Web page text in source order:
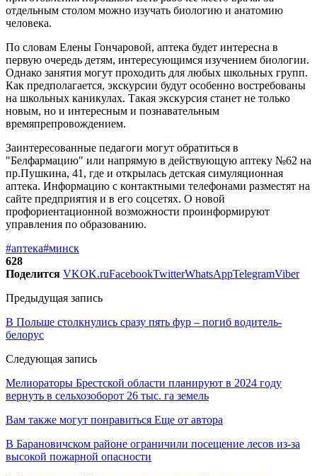
отдельным столом можно изучать биологию и анатомию
человека.
По словам Елены Гончаровой, аптека будет интересна в
первую очередь детям, интересующимся изучением биологии.
Однако занятия могут проходить для любых школьных групп.
Как предполагается, экскурсии будут особенно востребованы
на школьных каникулах. Такая экскурсия станет не только
новым, но и интересным и познавательным
времяпрепровождением.
Заинтересованные педагоги могут обратиться в
"Белфармацию" или напрямую в действующую аптеку №62 на
пр.Пушкина, 41, где и открылась детская симуляционная
аптека. Информацию с контактными телефонами разместят на
сайте предприятия и в его соцсетях. О новой
профориентационной возможности проинформируют
управления по образованию.
#аптека#минск
628
Поделится VKOK.ruFacebookTwitterWhatsAppTelegramViber
Предыдущая запись
В Польше столкнулись сразу пять фур – погиб водитель-
белорус
Следующая запись
Мелиораторы Брестской области планируют в 2024 году
вернуть в сельхозоборот 26 тыс. га земель
Вам также могут понравиться Еще от автора
В Барановичском районе ограничили посещение лесов из-за
высокой пожарной опасности